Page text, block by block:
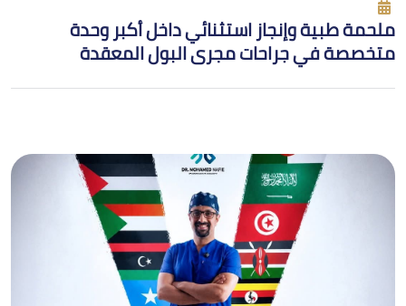
ملحمة طبية وإنجاز استثنائي داخل أكبر وحدة
متخصصة في جراحات مجرى البول المعقدة